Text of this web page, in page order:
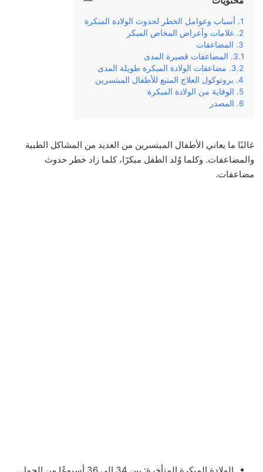
أسباب وعوامل الخطر لحدوث الولادة المبكرة
علامات وأعراض المخاض المبكر
المضاعفات
المضاعفات قصيرة المدى
مضاعفات الولادة المبكرة طويلة المدى
بروتوكول العلاج المتبع للأطفال المبتسرين
الوقاية من الولادة المبكرة
المصدر
غالبًا ما يعاني الأطفال المبتسرين من العديد من المشاكل الطبية
والمضاعفات. وكلما وُلد الطفل مبكرًا، كلما زاد خطر حدوث
مضاعفات.